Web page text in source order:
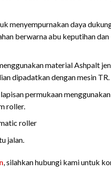
menyempurnakan daya
berwarna abu keputihan dan
material Ashpalt
dipadatkan dengan mesin TR.
permukaan
roller.
roller
jalan.
, silahkan hubungi kami untuk